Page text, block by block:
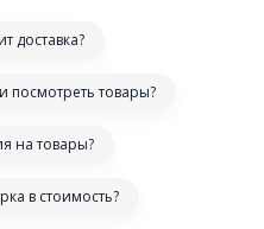
доставка?
посмотреть товары?
на товары?
в стоимость?